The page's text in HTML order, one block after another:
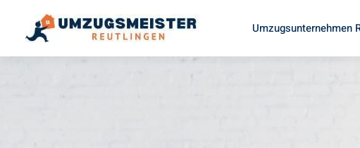
Umzugsunternehmen